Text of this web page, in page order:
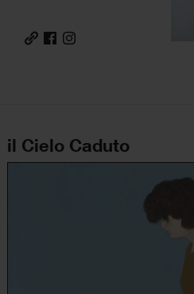
il Cielo Caduto